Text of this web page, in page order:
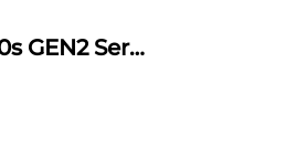
CLARK C 15/18/20s GEN2 Series